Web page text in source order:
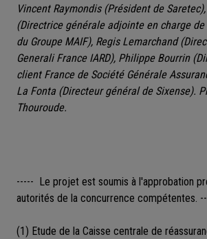
Vincent Raymondis (Président de
(Directrice générale adjointe en charge
du Groupe MAIF), Regis Lemarchand
Generali France IARD), Philippe Bourrin
client France de Société Générale
La Fonta (Directeur général de Sixense).
Thouroude.
----- Le projet est soumis à l'approbation
autorités de la concurrence compétentes.
(1) Etude de la Caisse centrale de